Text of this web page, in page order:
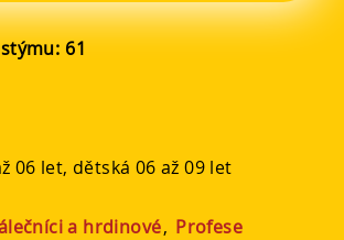
61
06 let, dětská 06 až 09 let
a hrdinové, Profese